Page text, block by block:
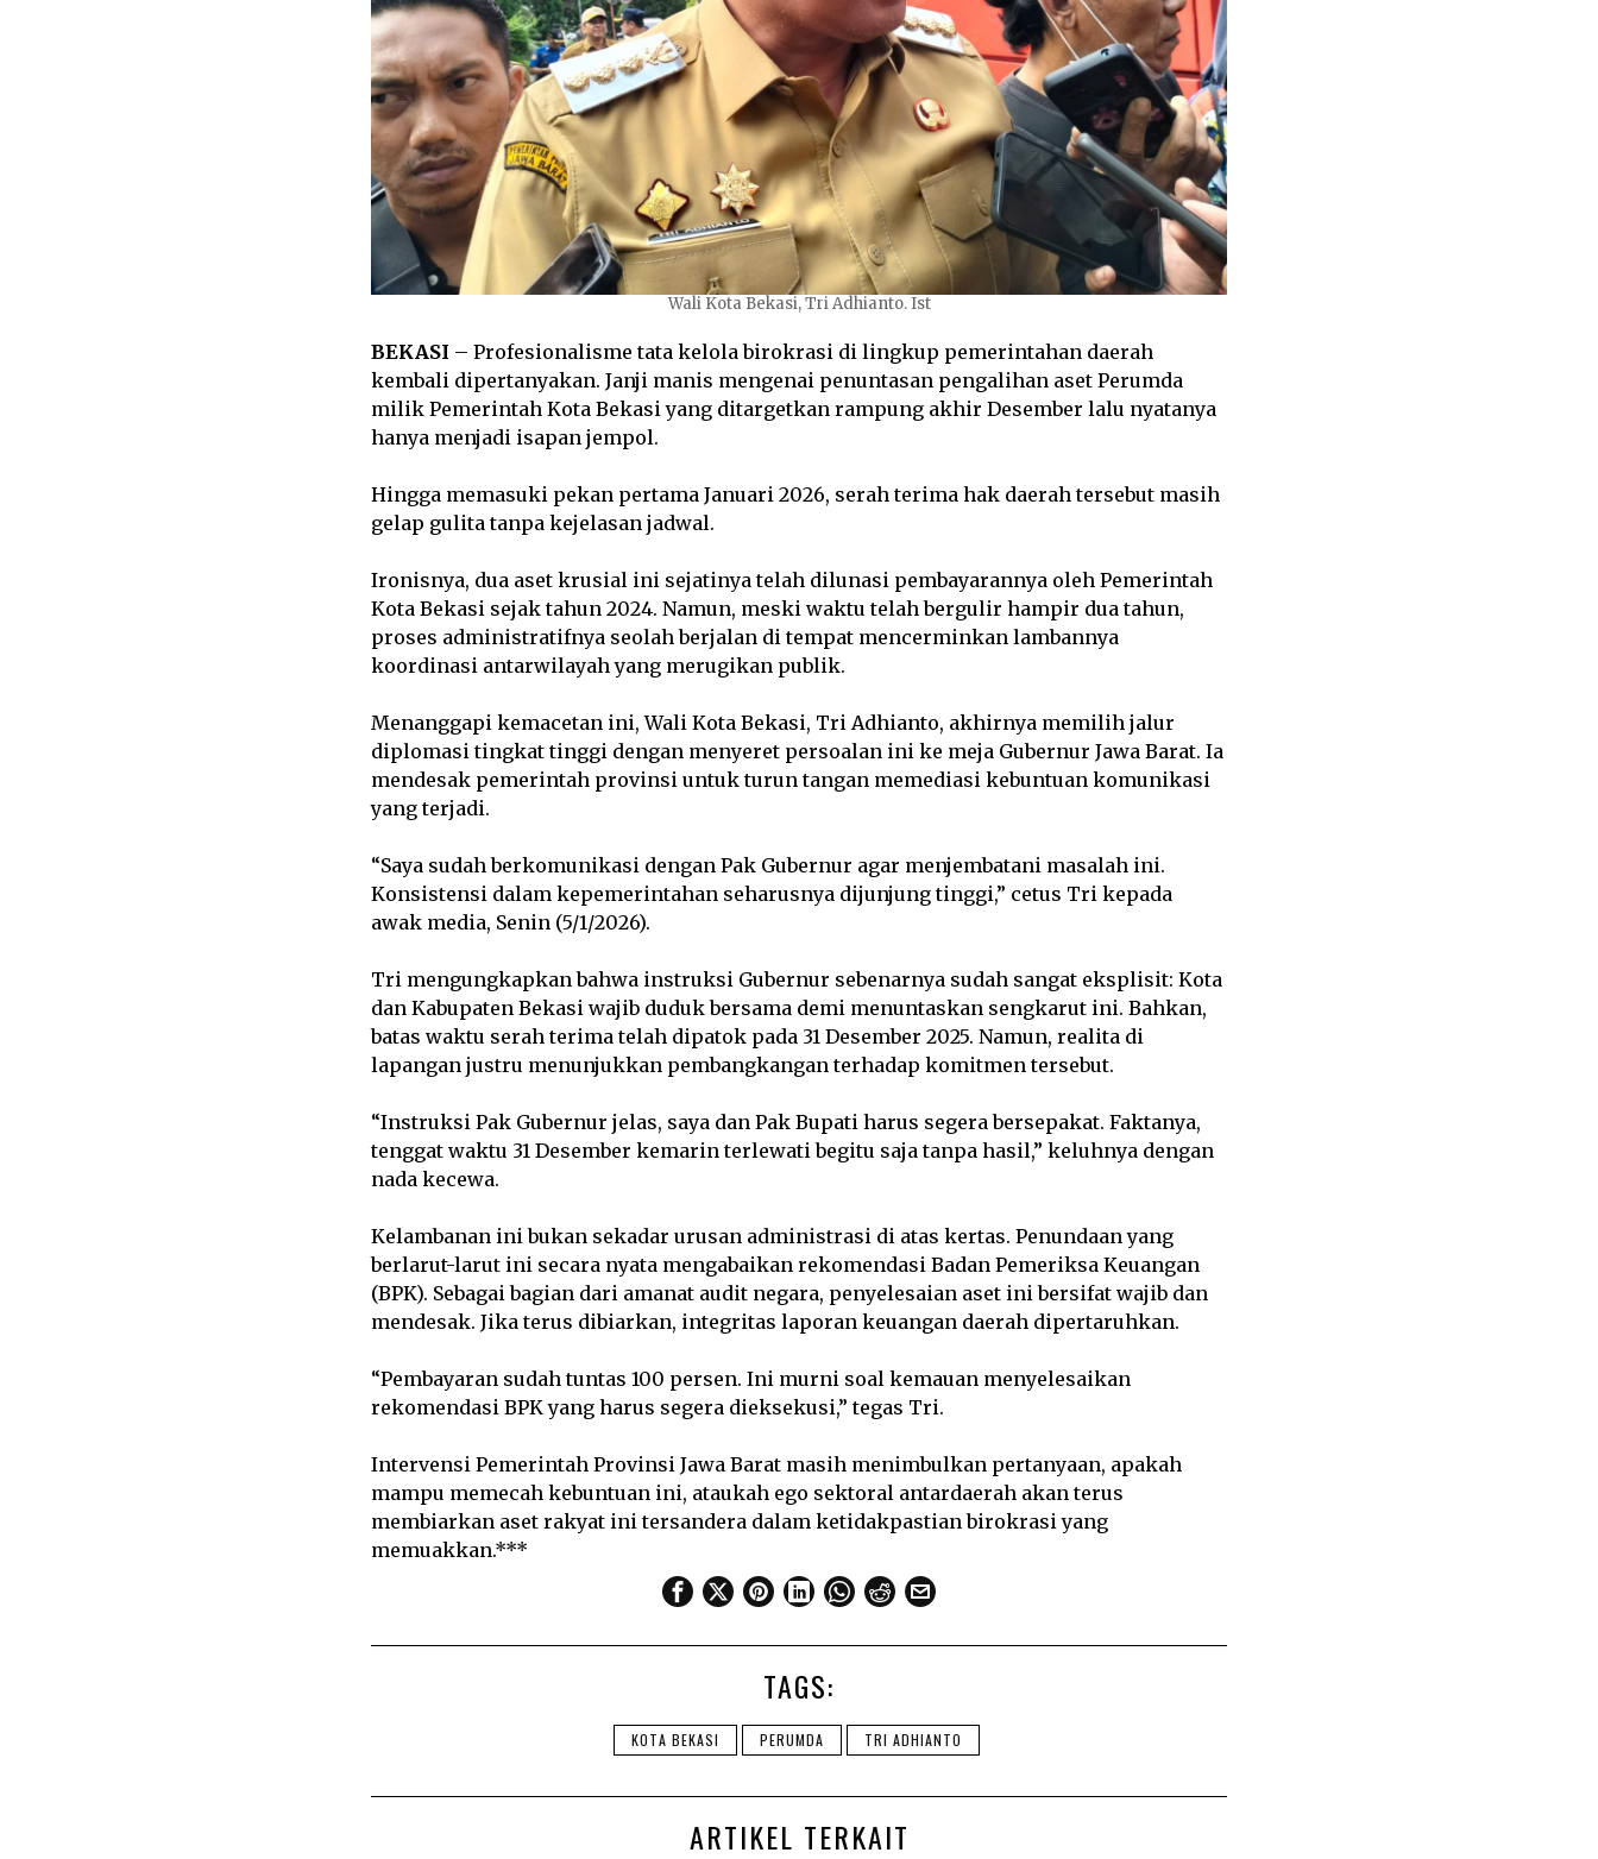
Wali Kota Bekasi, Tri Adhianto. Ist
BEKASI – Profesionalisme tata kelola birokrasi di lingkup pemerintahan daerah
kembali dipertanyakan. Janji manis mengenai penuntasan pengalihan aset Perumda
milik Pemerintah Kota Bekasi yang ditargetkan rampung akhir Desember lalu nyatanya
hanya menjadi isapan jempol.
Hingga memasuki pekan pertama Januari 2026, serah terima hak daerah tersebut masih
gelap gulita tanpa kejelasan jadwal.
Ironisnya, dua aset krusial ini sejatinya telah dilunasi pembayarannya oleh Pemerintah
Kota Bekasi sejak tahun 2024. Namun, meski waktu telah bergulir hampir dua tahun,
proses administratifnya seolah berjalan di tempat mencerminkan lambannya
koordinasi antarwilayah yang merugikan publik.
Menanggapi kemacetan ini, Wali Kota Bekasi, Tri Adhianto, akhirnya memilih jalur
diplomasi tingkat tinggi dengan menyeret persoalan ini ke meja Gubernur Jawa Barat. Ia
mendesak pemerintah provinsi untuk turun tangan memediasi kebuntuan komunikasi
yang terjadi.
“Saya sudah berkomunikasi dengan Pak Gubernur agar menjembatani masalah ini.
Konsistensi dalam kepemerintahan seharusnya dijunjung tinggi,” cetus Tri kepada
awak media, Senin (5/1/2026).
Tri mengungkapkan bahwa instruksi Gubernur sebenarnya sudah sangat eksplisit: Kota
dan Kabupaten Bekasi wajib duduk bersama demi menuntaskan sengkarut ini. Bahkan,
batas waktu serah terima telah dipatok pada 31 Desember 2025. Namun, realita di
lapangan justru menunjukkan pembangkangan terhadap komitmen tersebut.
“Instruksi Pak Gubernur jelas, saya dan Pak Bupati harus segera bersepakat. Faktanya,
tenggat waktu 31 Desember kemarin terlewati begitu saja tanpa hasil,” keluhnya dengan
nada kecewa.
Kelambanan ini bukan sekadar urusan administrasi di atas kertas. Penundaan yang
berlarut-larut ini secara nyata mengabaikan rekomendasi Badan Pemeriksa Keuangan
(BPK). Sebagai bagian dari amanat audit negara, penyelesaian aset ini bersifat wajib dan
mendesak. Jika terus dibiarkan, integritas laporan keuangan daerah dipertaruhkan.
“Pembayaran sudah tuntas 100 persen. Ini murni soal kemauan menyelesaikan
rekomendasi BPK yang harus segera dieksekusi,” tegas Tri.
Intervensi Pemerintah Provinsi Jawa Barat masih menimbulkan pertanyaan, apakah
mampu memecah kebuntuan ini, ataukah ego sektoral antardaerah akan terus
membiarkan aset rakyat ini tersandera dalam ketidakpastian birokrasi yang
memuakkan.***
TAGS:
KOTA BEKASI PERUMDA TRI ADHIANTO
ARTIKEL TERKAIT